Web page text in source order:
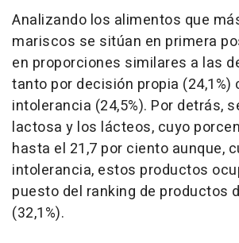
Analizando los alimentos que
mariscos se sitúan en primera
en proporciones similares a las
tanto por decisión propia (24,1%)
intolerancia (24,5%). Por detrás,
lactosa y los lácteos, cuyo
hasta el 21,7 por ciento aunque,
intolerancia, estos productos
puesto del ranking de productos
(32,1%).